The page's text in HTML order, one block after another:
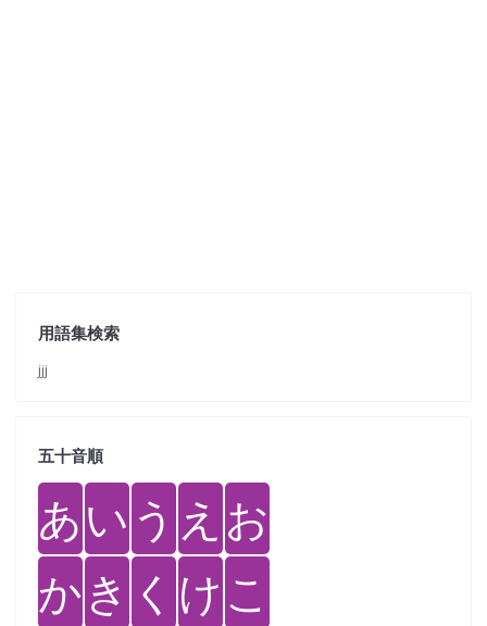
用語集検索
jjj
五十音順
あい う え お
かき く けこ